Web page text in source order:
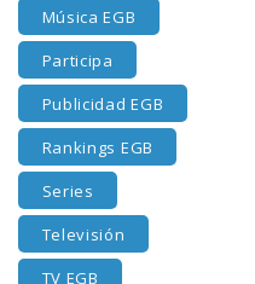
Música EGB
Participa
Publicidad EGB
Rankings EGB
Series
Televisión
TV EGB